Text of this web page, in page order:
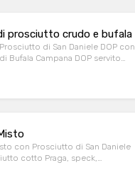
prosciutto crudo e bufala
di San Daniele DOP con
Bufala Campana DOP servito
con Prosciutto di San Daniele
cotto Praga, speck,